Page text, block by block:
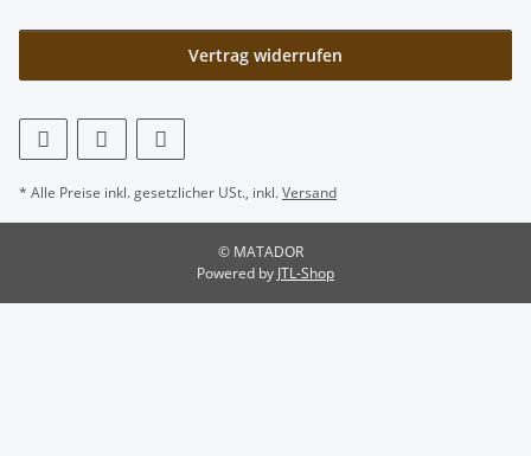
Vertrag widerrufen
* Alle Preise inkl. gesetzlicher USt., inkl.Versand
© MATADOR
Powered by JTL-Shop